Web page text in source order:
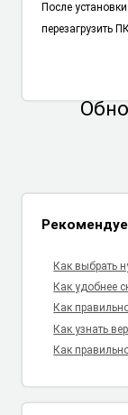
После
перезагрузить
Как выбрать
Как удобнее
Как
Как узнать
Как